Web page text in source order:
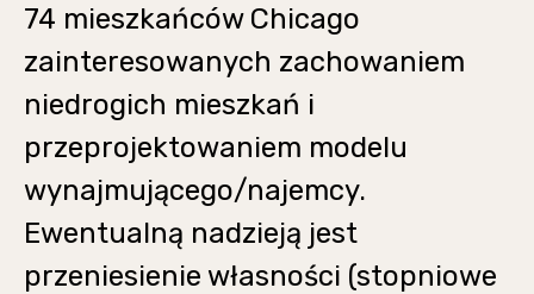
74 mieszkańców Chicago
zainteresowanych zachowaniem
niedrogich mieszkań i
przeprojektowaniem modelu
wynajmującego/najemcy.
Ewentualną nadzieją jest
przeniesienie własności (stopniowe